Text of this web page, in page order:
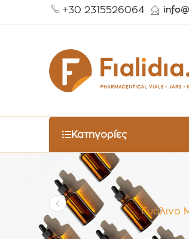
+30 2315526064
Κατηγορίες
Γυάλινο